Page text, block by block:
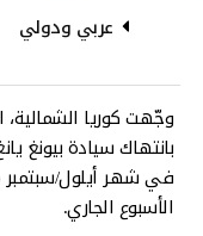
عربي ودولي
وجّهت كوريا الشمالية،
بانتهاك سيادة بيونغ
في شهر أيلول/سبتمبر
الأسبوع الجاري.